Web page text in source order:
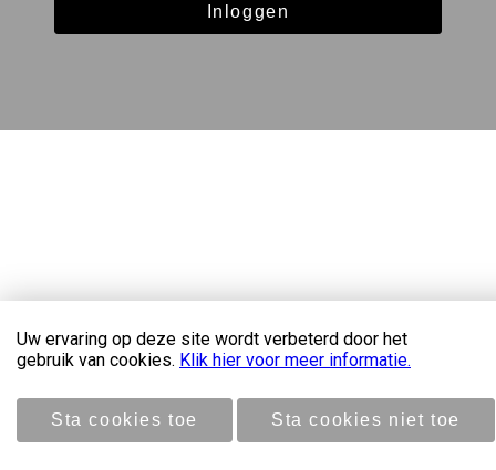
Uw ervaring op deze site wordt verbeterd door het
gebruik van cookies. Klik hier voor meer informatie.
Sta cookies toe Sta cookies niet toe
Inloggen
Copyright 2026 NoordBaak
Disclaimer & privacyverklaring
Door: VW Nieuwbouw Platform